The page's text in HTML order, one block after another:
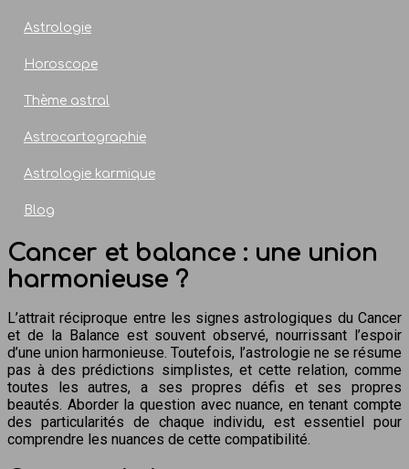
Astrologie
Horoscope
Thème astral
Astrocartographie
Astrologie karmique
Blog
Cancer et balance : une union
harmonieuse ?
L’attrait réciproque entre les signes astrologiques du Cancer
et de la Balance est souvent observé, nourrissant l’espoir
d’une union harmonieuse. Toutefois, l’astrologie ne se résume
pas à des prédictions simplistes, et cette relation, comme
toutes les autres, a ses propres défis et ses propres
beautés. Aborder la question avec nuance, en tenant compte
des particularités de chaque individu, est essentiel pour
comprendre les nuances de cette compatibilité.